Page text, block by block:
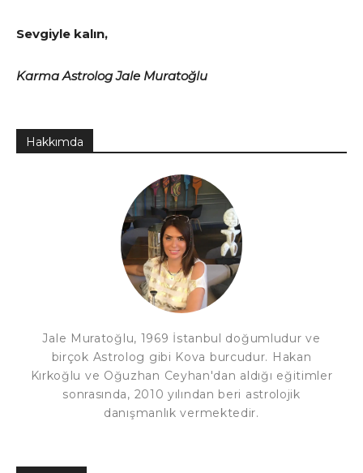
Sevgiyle kalın,
Karma Astrolog Jale Muratoğlu
Hakkımda
Jale Muratoğlu, 1969 İstanbul doğumludur ve
birçok Astrolog gibi Kova burcudur. Hakan
Kırkoğlu ve Oğuzhan Ceyhan'dan aldığı eğitimler
sonrasında, 2010 yılından beri astrolojik
danışmanlık vermektedir.